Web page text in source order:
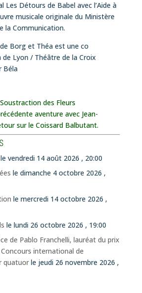
Les Détours de Babel avec l’Aide à
musicale originale du Ministère
la Communication.
Borg et Théa est une co
Lyon / Théâtre de la Croix
Béla
des Fleurs
aventure avec Jean-
sur le Coissard Balbutant.
le vendredi 14 août 2026 , 20:00
le dimanche 4 octobre 2026 ,
le mercredi 14 octobre 2026 ,
le lundi 26 octobre 2026 , 19:00
de Pablo Franchelli, lauréat du prix
international de
quatuorle jeudi 26 novembre 2026 ,